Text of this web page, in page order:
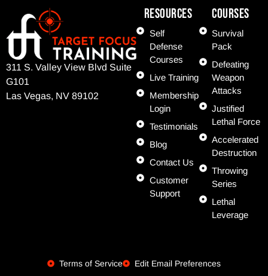
311 S. Valley View Blvd Suite
G101
Las Vegas, NV 89102
Resources
Self
Defense
Courses
Live Training
Membership
Login
Testimonials
Blog
Contact Us
Customer
Support
COURSES
Survival
Pack
Defeating
Weapon
Attacks
Justified
Lethal Force
Accelerated
Destruction
Throwing
Series
Lethal
Leverage
Terms of Service Edit Email Preferences